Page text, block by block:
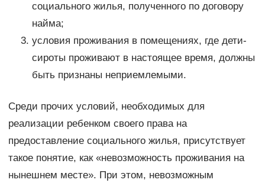
социального жилья, полученного по договору
найма;
условия проживания в помещениях, где дети-
сироты проживают в настоящее время, должны
быть признаны неприемлемыми.
Среди прочих условий, необходимых для
реализации ребенком своего права на
предоставление социального жилья, присутствует
такое понятие, как «невозможность проживания на
нынешнем месте». При этом, невозможным